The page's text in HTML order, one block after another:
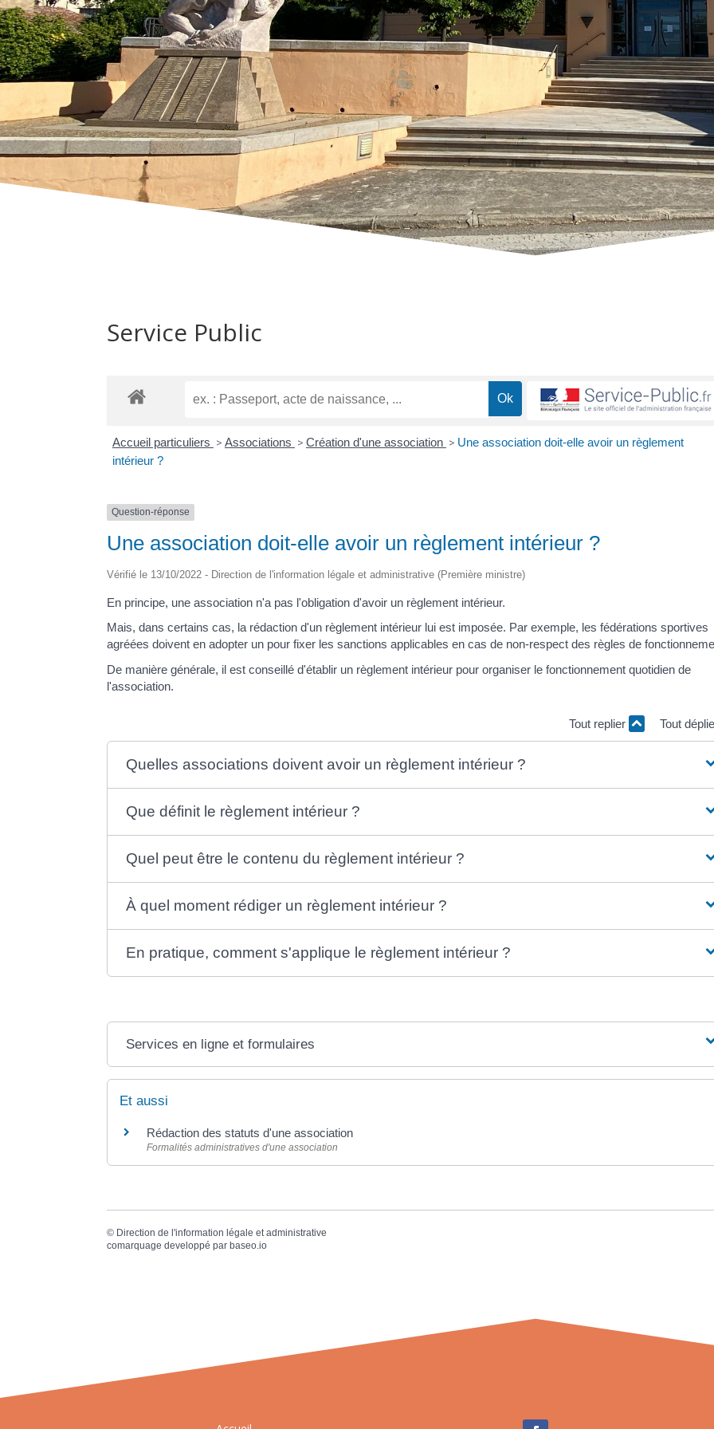
Service Public
Accueil particuliers > Associations > Création d'une association > Une association doit-elle avoir un règlement
intérieur ?
Question-réponse
Une association doit-elle avoir un règlement intérieur ?
Vérifié le 13/10/2022 - Direction de l'information légale et administrative (Première ministre)
En principe, une association n'a pas l'obligation d'avoir un règlement intérieur.
Mais, dans certains cas, la rédaction d'un règlement intérieur lui est imposée. Par exemple, les fédérations sportives
agréées doivent en adopter un pour fixer les sanctions applicables en cas de non-respect des règles de
De manière générale, il est conseillé d'établir un règlement intérieur pour organiser le fonctionnement quotidien de
l'association.
Tout replier Tout
Quelles associations doivent avoir un règlement intérieur ?
Que définit le règlement intérieur ?
Quel peut être le contenu du règlement intérieur ?
À quel moment rédiger un règlement intérieur ?
En pratique, comment s'applique le règlement intérieur ?
Services en ligne et formulaires
Et aussi
Rédaction des statuts d'une association
Formalités administratives d'une association
© Direction de l'information légale et administrative
comarquage developpé par baseo.io